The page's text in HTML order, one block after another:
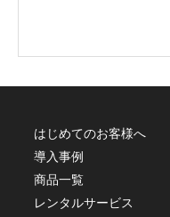
はじめてのお客様へ
導入事例
商品一覧
レンタルサービス